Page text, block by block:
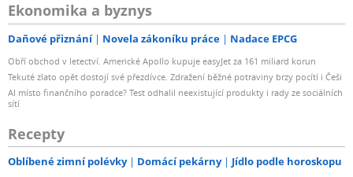
Ekonomika a byznys
Daňové přiznání Novela zákoníku práce Nadace EPCG
Obří obchod v letectví. Americké Apollo kupuje easyJet za 161 miliard korun
Tekuté zlato opět dostojí své přezdívce. Zdražení běžné potraviny brzy pocítí i Češi
AI místo finančního poradce? Test odhalil neexistující produkty i rady ze sociálních
sítí
Recepty
Oblíbené zimní polévky Domácí pekárny Jídlo podle horoskopu